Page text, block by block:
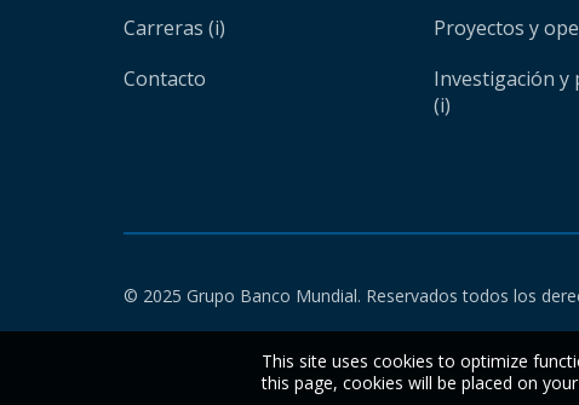
Carreras (i)
Contacto
Proyectos y
Investigación y
(i)
© 2025 Grupo Banco Mundial. Reservados todos los
This site uses cookies to optimize
this page, cookies will be placed on